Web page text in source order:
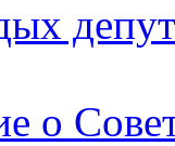
о